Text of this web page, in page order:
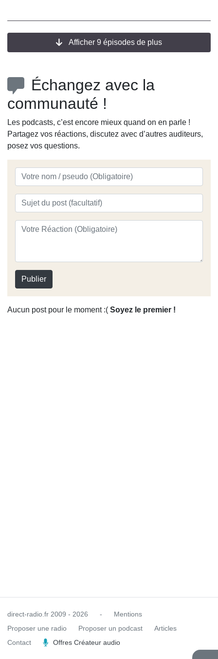
Afficher 9 épisodes de plus
Échangez avec la
communauté !
Les podcasts, c’est encore mieux quand on en parle !
Partagez vos réactions, discutez avec d’autres auditeurs,
posez vos questions.
Publier
Aucun post pour le moment :( Soyez le premier !
direct-radio.fr 2009 - 2026 -
Mentions
Proposer une radio
Proposer un podcast
Articles
Contact
Offres Créateur audio